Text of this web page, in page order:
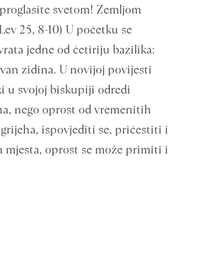
svetom! Zemljom
25, 8-10) U početku se
jedne od četiriju bazilika:
zidina. U novijoj povijesti
u svojoj biskupiji odredi
nego oprost od vremenitih
ispovjediti se, pričestiti i
oprost se može primiti i